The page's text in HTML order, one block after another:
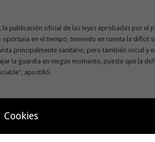
la publicación oficial de las leyes aprobadas por el
oportuna en el tiempo, teniendo en cuenta la difícil
principalmente sanitario, pero también social y
la guardia en ningún momento, puesto que la
apostilló.
de Marruecos es una injerencia intolerable
político impropio de un país vecino y,
juego del derecho internacional”, concluyó el
Cookies